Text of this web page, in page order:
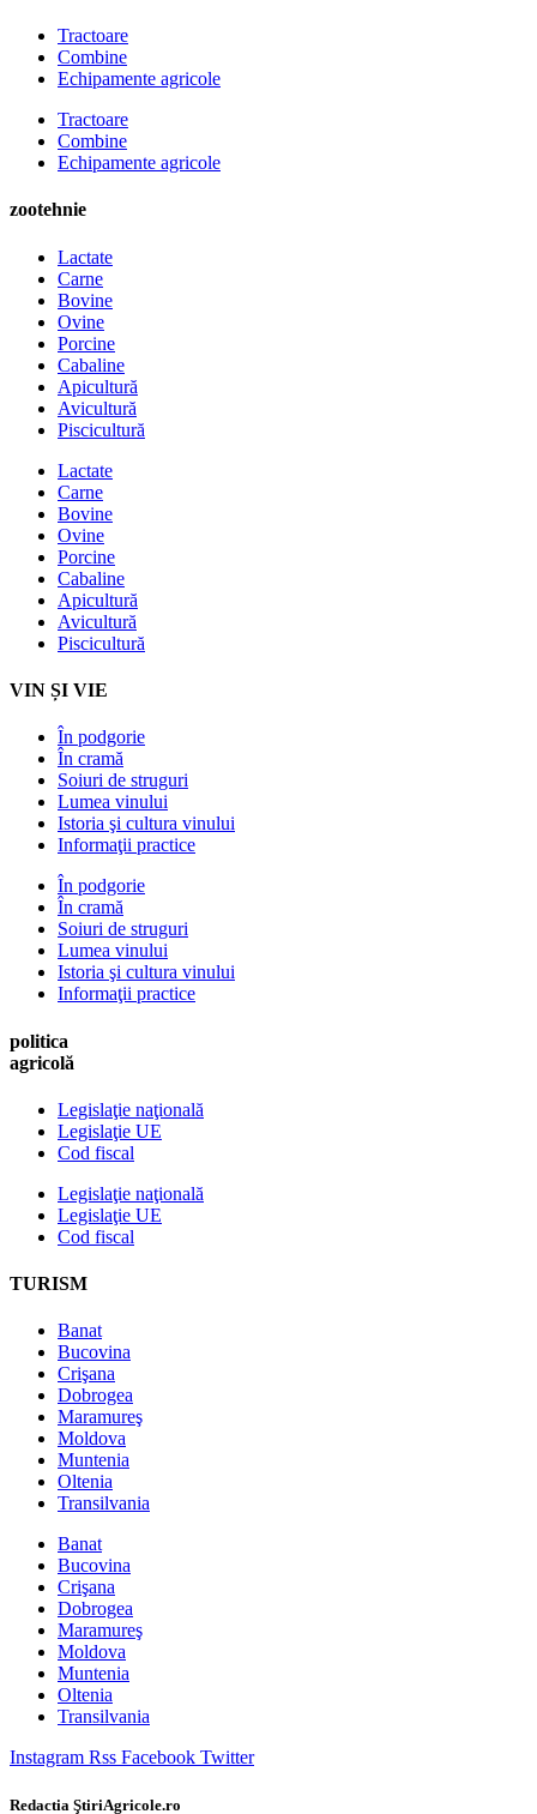
Tractoare
Combine
Echipamente agricole
Tractoare
Combine
Echipamente agricole
zootehnie
Lactate
Carne
Bovine
Ovine
Porcine
Cabaline
Apicultură
Avicultură
Piscicultură
Lactate
Carne
Bovine
Ovine
Porcine
Cabaline
Apicultură
Avicultură
Piscicultură
VIN ȘI VIE
În podgorie
În cramă
Soiuri de struguri
Lumea vinului
Istoria şi cultura vinului
Informaţii practice
În podgorie
În cramă
Soiuri de struguri
Lumea vinului
Istoria şi cultura vinului
Informaţii practice
politica
agricolă
Legislaţie naţională
Legislaţie UE
Cod fiscal
Legislaţie naţională
Legislaţie UE
Cod fiscal
TURISM
Banat
Bucovina
Crişana
Dobrogea
Maramureş
Moldova
Muntenia
Oltenia
Transilvania
Banat
Bucovina
Crişana
Dobrogea
Maramureş
Moldova
Muntenia
Oltenia
Transilvania
Instagram Rss Facebook Twitter
Redactia ŞtiriAgricole.ro